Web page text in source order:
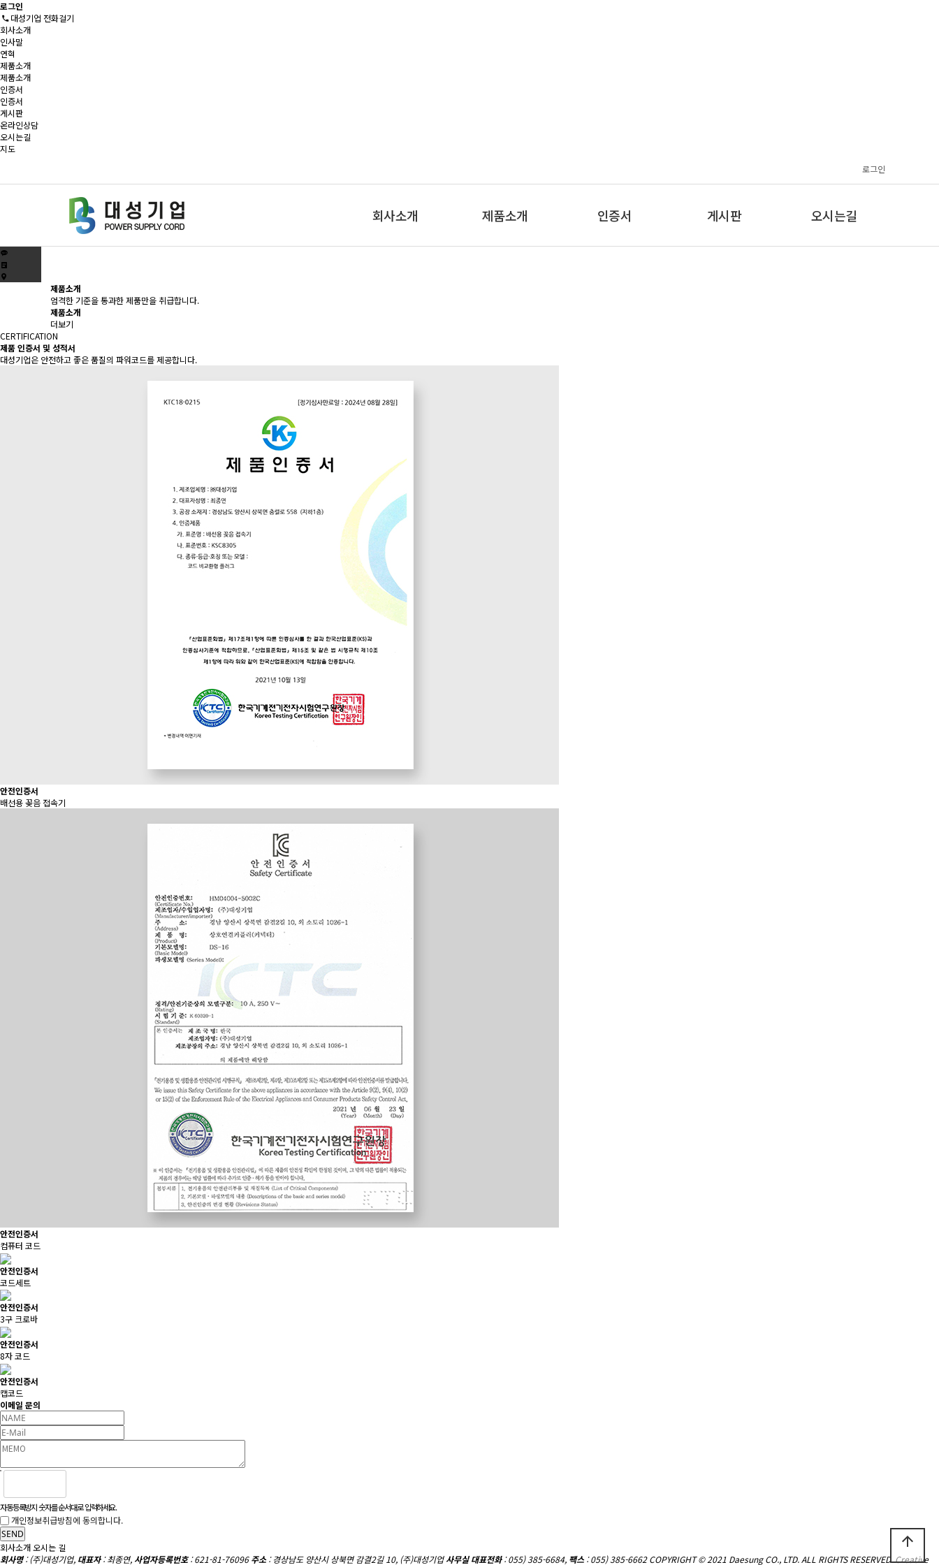
로그인
대성기업 전화걸기
회사소개
인사말
연혁
제품소개
제품소개
인증서
인증서
게시판
온라인상담
오시는길
지도
로그인
회사소개 제품소개 인증서 게시판 오시는길
제품소개
엄격한 기준을 통과한 제품만을 취급합니다.
제품소개
더보기
CERTIFICATION
제품 인증서 및 성적서
대성기업은 안전하고 좋은 품질의 파워코드를 제공합니다.
안전인증서
배선용 꽂음 접속기
안전인증서
컴퓨터 코드
안전인증서
코드세트
안전인증서
3구 크로바
안전인증서
8자 코드
안전인증서
캡코드
이메일 문의
자동등록방지 숫자를 순서대로 입력하세요.
개인정보취급방침에 동의합니다.
SEND
회사소개오시는 길
회사명: (주)대성기업, 대표자: 최종연, 사업자등록번호: 621-81-76096 주소: 경상남도 양산시 상북면 감결2길 10, (주)대성기업 사무실 대표전화: 055) 385-6684, 팩스: 055) 385-6662 COPYRIGHT © 2021 Daesung CO., LTD. ALL RIGHTS RESERVED. Creative
arrow_upward